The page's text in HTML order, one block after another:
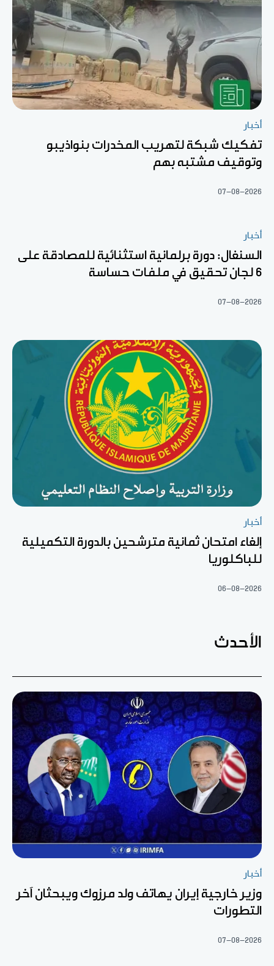
أخبار
تفكيك شبكة لتهريب المخدرات بنواذيبو
وتوقيف مشتبه بهم
07-08-2026
أخبار
السنغال: دورة برلمانية استثنائية للمصادقة على
6 لجان تحقيق في ملفات حساسة
07-08-2026
أخبار
إلغاء امتحان ثمانية مترشحين بالدورة التكميلية
للباكلوريا
06-08-2026
الأحدث
أخبار
وزير خارجية إيران يهاتف ولد مرزوك ويبحثان آخر
التطورات
07-08-2026